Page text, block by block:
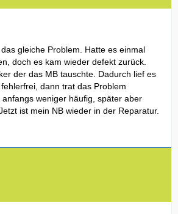
gleiche Problem. Hatte es einmal
doch es kam wieder defekt zurück.
der das MB tauschte. Dadurch lief es
dann trat das Problem
weniger häufig, später aber
ist mein NB wieder in der Reparatur.